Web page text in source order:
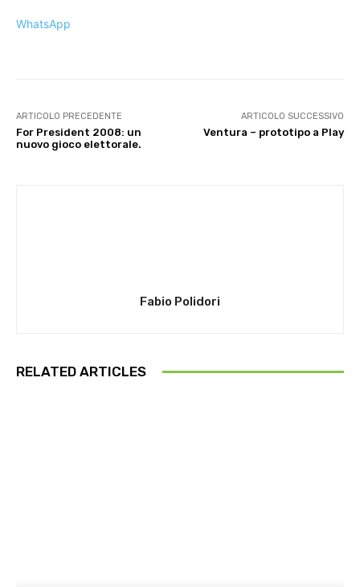
WhatsApp
ARTICOLO PRECEDENTE
For President 2008: un
nuovo gioco elettorale.
ARTICOLO SUCCESSIVO
Ventura – prototipo a Play
Fabio Polidori
RELATED ARTICLES